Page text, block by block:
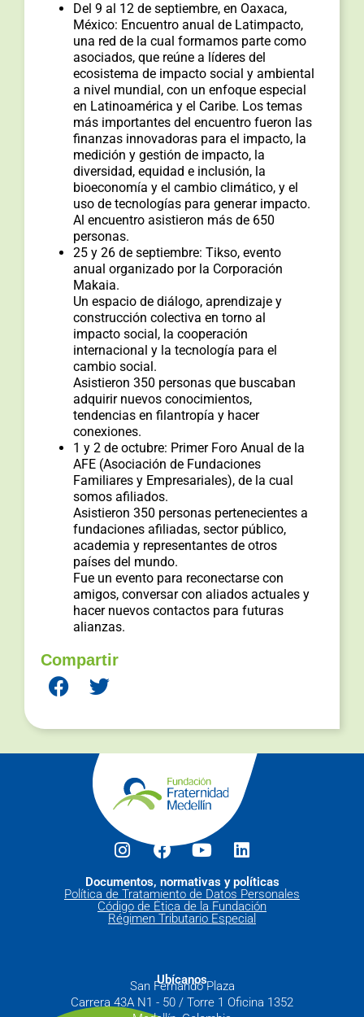
Del 9 al 12 de septiembre, en Oaxaca,
México: Encuentro anual de Latimpacto,
una red de la cual formamos parte como
asociados, que reúne a líderes del
ecosistema de impacto social y ambiental
a nivel mundial, con un enfoque especial
en Latinoamérica y el Caribe. Los temas
más importantes del encuentro fueron las
finanzas innovadoras para el impacto, la
medición y gestión de impacto, la
diversidad, equidad e inclusión, la
bioeconomía y el cambio climático, y el
uso de tecnologías para generar impacto.
Al encuentro asistieron más de 650
personas.
25 y 26 de septiembre: Tikso, evento
anual organizado por la Corporación
Makaia.
Un espacio de diálogo, aprendizaje y
construcción colectiva en torno al
impacto social, la cooperación
internacional y la tecnología para el
cambio social.
Asistieron 350 personas que buscaban
adquirir nuevos conocimientos,
tendencias en filantropía y hacer
conexiones.
1 y 2 de octubre: Primer Foro Anual de la
AFE (Asociación de Fundaciones
Familiares y Empresariales), de la cual
somos afiliados.
Asistieron 350 personas pertenecientes a
fundaciones afiliadas, sector público,
academia y representantes de otros
países del mundo.
Fue un evento para reconectarse con
amigos, conversar con aliados actuales y
hacer nuevos contactos para futuras
alianzas.
Compartir
Documentos, normativas y políticas
Política de Tratamiento de Datos Personales
Código de Ética de la Fundación
Régimen Tributario Especial
Ubícanos
San Fernando Plaza
Carrera 43A N1 - 50 / Torre 1 Oficina 1352